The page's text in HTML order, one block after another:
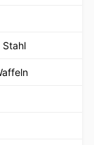
Stahl